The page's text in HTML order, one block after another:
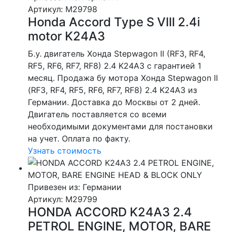
Артикул: M29798
Honda Accord Type S VIII 2.4i
motor K24A3
Б.у. двигатель Хонда Stepwagon II (RF3, RF4,
RF5, RF6, RF7, RF8) 2.4 K24A3 с гарантией 1
месяц. Продажа бу мотора Хонда Stepwagon II
(RF3, RF4, RF5, RF6, RF7, RF8) 2.4 K24A3 из
Германии. Доставка до Москвы от 2 дней.
Двигатель поставляется со всеми
необходимыми документами для постановки
на учет. Оплата по факту.
Узнать стоимость
Привезен из: Германии
Артикул: M29799
HONDA ACCORD K24A3 2.4
PETROL ENGINE, MOTOR, BARE